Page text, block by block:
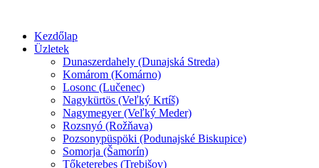
obsah
Kezdőlap
Üzletek
Dunaszerdahely (Dunajská Streda)
Komárom (Komárno)
Losonc (Lučenec)
Nagykürtös (Veľký Krtíš)
Nagymegyer (Veľký Meder)
Rozsnyó (Rožňava)
Pozsonypüspöki (Podunajské Biskupice)
Somorja (Šamorín)
Tőketerebes (Trebišov)